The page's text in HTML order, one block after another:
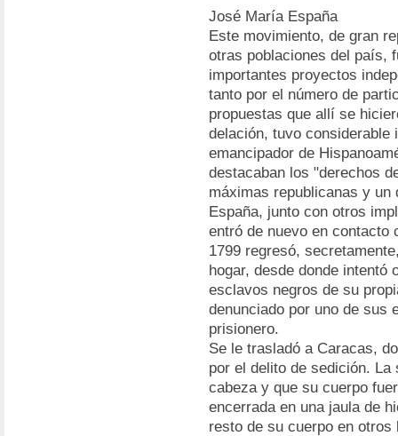
José María España
Este movimiento, de gran
otras poblaciones del país,
importantes proyectos
tanto por el número de
propuestas que allí se
delación, tuvo considerable
emancipador de
destacaban los "derechos
máximas republicanas y
España, junto con otros
entró de nuevo en contacto
1799 regresó,
hogar, desde donde intentó
esclavos negros de su
denunciado por uno de sus
prisionero.
Se le trasladó a Caracas,
por el delito de sedición.
cabeza y que su cuerpo
encerrada en una jaula de
resto de su cuerpo en